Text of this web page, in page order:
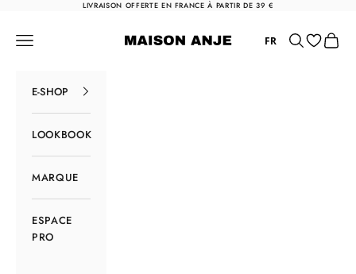
Passer au contenuLIVRAISON OFFERTE EN FRANCE À PARTIR DE 39 €
Maison Anje
Menu FR Rechercher
Panier
E-SHOP
LOOKBOOK
MARQUE
ESPACE
PRO